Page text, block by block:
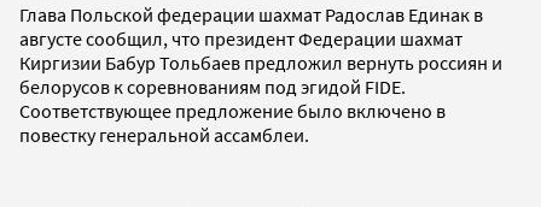
Глава Польской федерации шахмат Радослав Единак в
августе сообщил, что президент Федерации шахмат
Киргизии Бабур Тольбаев предложил вернуть россиян и
белорусов к соревнованиям под эгидой FIDE.
Соответствующее предложение было включено в
повестку генеральной ассамблеи.